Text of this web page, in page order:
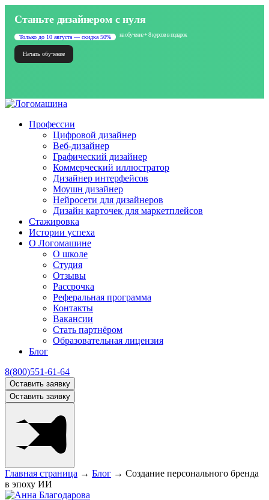
Станьте дизайнером с нуля
Только до 10 августа — скидка 50% на обучение + 8 курсов в подарок
Начать обучение
Профессии
Цифровой дизайнер
Веб-дизайнер
Графический дизайнер
Коммерческий иллюстратор
Дизайнер интерфейсов
Моушн дизайнер
Нейросети для дизайнеров
Дизайн карточек для маркетплейсов
Стажировка
Истории успеха
О Логомашине
О школе
Студия
Отзывы
Рассрочка
Реферальная программа
Контакты
Вакансии
Стать партнёром
Образовательная лицензия
Блог
8(800)551-61-64
Оставить заявку
Оставить заявку
Главная страница → Блог → Создание персонального бренда
в эпоху ИИ